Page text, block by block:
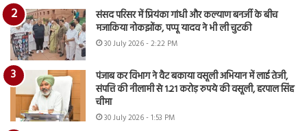
संसद परिसर में प्रियंका गांधी और कल्याण बनर्जी के बीच
मजाकिया नोकझोंक, पप्पू यादव ने भी ली चुटकी
30 July 2026 - 2:22 PM
पंजाब कर विभाग ने वैट बकाया वसूली अभियान में लाई तेजी,
संपत्ति की नीलामी से 1.21 करोड़ रुपये की वसूली, हरपाल सिंह
चीमा
30 July 2026 - 1:53 PM